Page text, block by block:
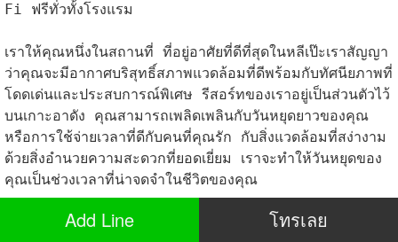
Fi ฟรีทั่วทั้งโรงแรม
เราให้คุณหนึ่งในสถานที่ ที่อยู่อาศัยที่ดีที่สุดในหลีเป๊ะเราสัญญา
ว่าคุณจะมีอากาศบริสุทธิ์สภาพแวดล้อมที่ดีพร้อมกับทัศนียภาพที่
โดดเด่นและประสบการณ์พิเศษ รีสอร์ทของเราอยู่เป็นส่วนตัวไว้
บนเกาะอาดัง คุณสามารถเพลิดเพลินกับวันหยุดยาวของคุณ
หรือการใช้จ่ายเวลาที่ดีกับคนที่คุณรัก กับสิ่งแวดล้อมที่สง่างาม
ด้วยสิ่งอำนวยความสะดวกที่ยอดเยี่ยม เราจะทำให้วันหยุดของ
คุณเป็นช่วงเวลาที่น่าจดจำในชีวิตของคุณ
Add Line โทรเลย